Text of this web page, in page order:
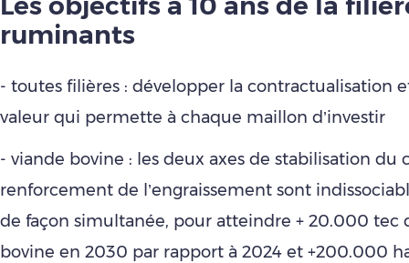
ruminants
- toutes filières : développer la contractualisation
valeur qui permette à chaque maillon d’investir
- viande bovine : les deux axes de stabilisation du
renforcement de l’engraissement sont
de façon simultanée, pour atteindre + 20.000 tec
bovine en 2030 par rapport à 2024 et +200.000